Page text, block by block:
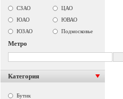
СЗАО
ЦАО
ЮАО
ЮВАО
ЮЗАО
Подмосковье
Метро
Категория
Бутик